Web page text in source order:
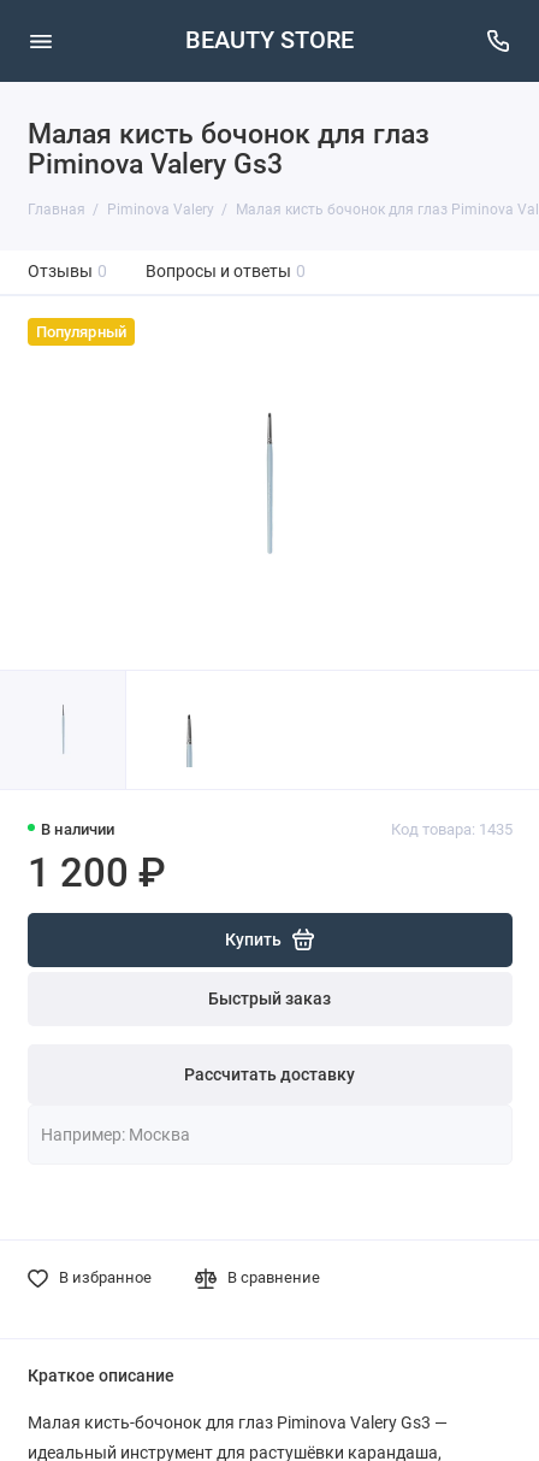
BEAUTY STORE
Малая кисть бочонок для глаз
Piminova Valery Gs3
Главная Piminova Valery Малая кисть бочонок для глаз Piminova
Отзывы 0 Вопросы и ответы 0
Популярный
В наличии Код товара: 1435
1 200 ₽
Купить
Быстрый заказ
Рассчитать доставку
В избранное В сравнение
Краткое описание
Малая кисть-бочонок для глаз Piminova Valery Gs3 —
идеальный инструмент для растушёвки карандаша,